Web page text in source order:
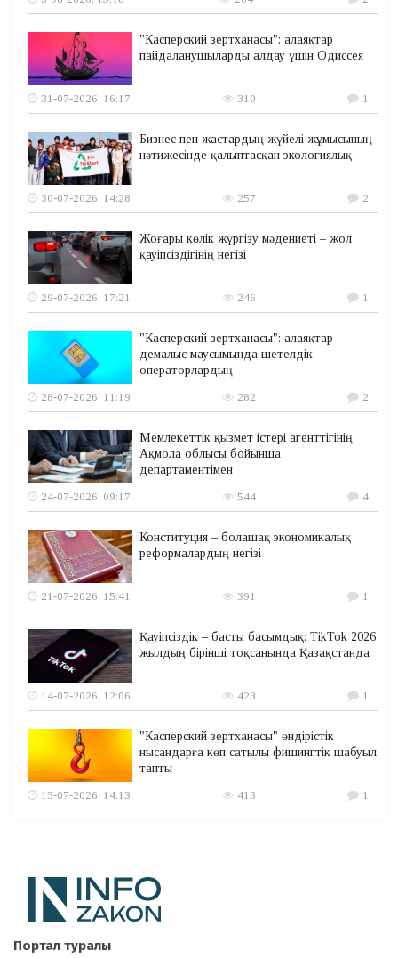
"Касперский зертханасы": алаяқтар
пайдаланушыларды алдау үшін Одиссея
31-07-2026, 16:17 310 1
Бизнес пен жастардың жүйелі жұмысының
нәтижесінде қалыптасқан экологиялық
30-07-2026, 14:28 257 2
Жоғары көлік жүргізу мәдениеті – жол
қауіпсіздігінің негізі
29-07-2026, 17:21 246 1
"Касперский зертханасы": алаяқтар
демалыс маусымында шетелдік
операторлардың
28-07-2026, 11:19
282 2
Мемлекеттік қызмет істері агенттігінің
Ақмола облысы бойынша
департаментімен
24-07-2026, 09:17
544 4
Конституция – болашақ экономикалық
реформалардың негізі
21-07-2026, 15:41 391 1
Қауіпсіздік – басты басымдық: TikTok 2026
жылдың бірінші тоқсанында Қазақстанда
14-07-2026, 12:06 423 1
"Касперский зертханасы" өндірістік
нысандарға көп сатылы фишингтік шабуыл
тапты
13-07-2026, 14:13
413 1
Портал туралы